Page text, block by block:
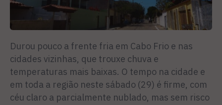
Durou pouco a frente fria em Cabo Frio e nas
cidades vizinhas, que trouxe chuva e
temperaturas mais baixas. O tempo na cidade e
em toda a região neste sábado (29) é firme, com
céu claro a parcialmente nublado, mas sem risco